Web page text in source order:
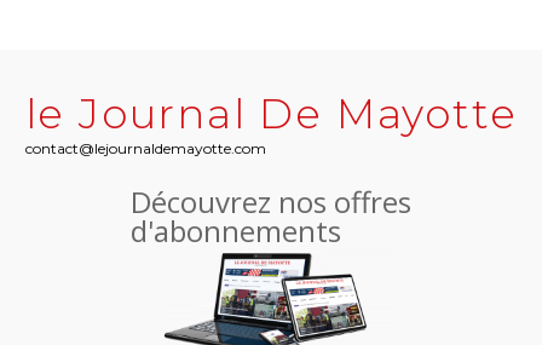
le Journal De Mayotte
contact@lejournaldemayotte.com
Découvrez nos offres
d'abonnements